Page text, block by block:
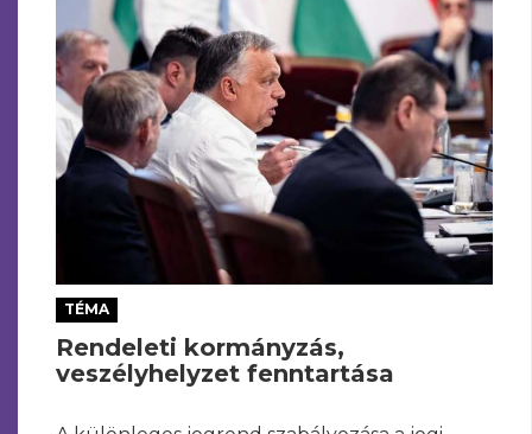
TÉMA
Rendeleti kormányzás,
veszélyhelyzet fenntartása